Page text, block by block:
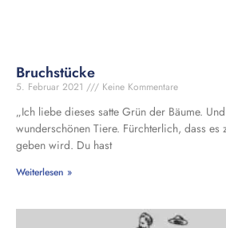
Bruchstücke
5. Februar 2021 Keine Kommentare
„Ich liebe dieses satte Grün der Bäume.
wunderschönen Tiere. Fürchterlich, dass es
geben wird. Du hast
Weiterlesen »